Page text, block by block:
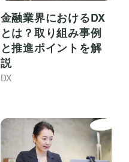
金融業界におけるDX
とは？取り組み事例
と推進ポイントを解
説
DX